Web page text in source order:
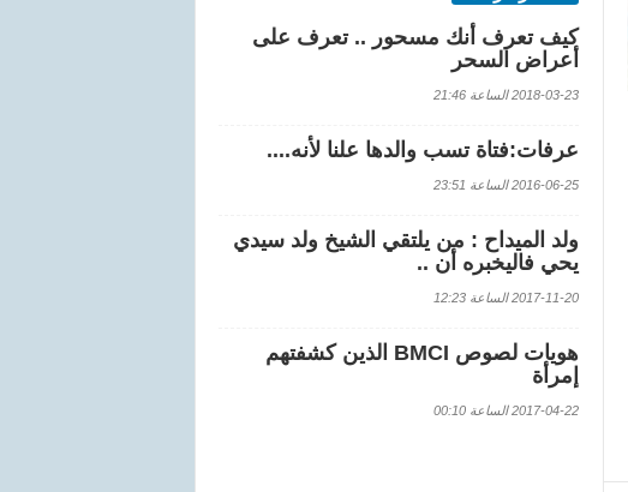
كيف تعرف أنك مسحور .. تعرف على
أعراض السحر
2018-03-23 الساعة 21:46
عرفات:فتاة تسب والدها علنا لأنه....
2016-06-25 الساعة 23:51
ولد الميداح : من يلتقي الشيخ ولد سيدي
يحي فاليخبره أن ..
2017-11-20 الساعة 12:23
هويات لصوص BMCI الذين كشفتهم
إمرأة
2017-04-22 الساعة 00:10